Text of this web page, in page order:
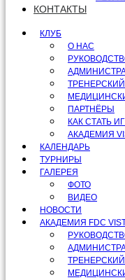
КОНТАКТЫ
КЛУБ
О НАС
ПАРТНЁРЫ
КАК СТАТЬ
АКАДЕМИЯ
КАЛЕНДАРЬ
ТУРНИРЫ
ГАЛЕРЕЯ
ФОТО
ВИДЕО
НОВОСТИ
АКАДЕМИЯ FDC